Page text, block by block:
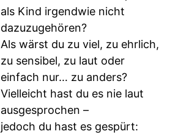
als Kind irgendwie nicht
dazuzugehören?
Als wärst du zu viel, zu ehrlich,
zu sensibel, zu laut oder
einfach nur… zu anders?
Vielleicht hast du es nie laut
ausgesprochen –
jedoch du hast es gespürt: